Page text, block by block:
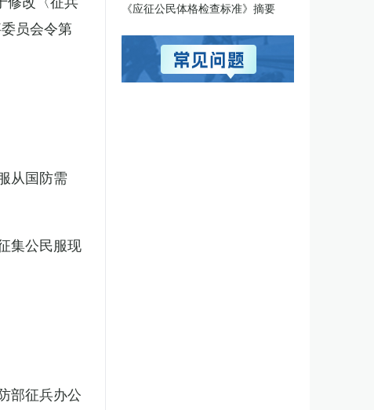
员会令第
从国防需
集公民服现
部征兵办公
《应征公民体格检查标准》摘要